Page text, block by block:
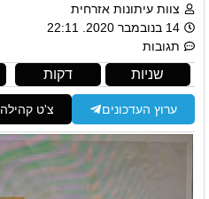
צוות עיתונות אזרחית
14 בנובמבר 2020. 22:11
תגובות
דקות שניות
ערוץ העדכונים צ'ט קהילה